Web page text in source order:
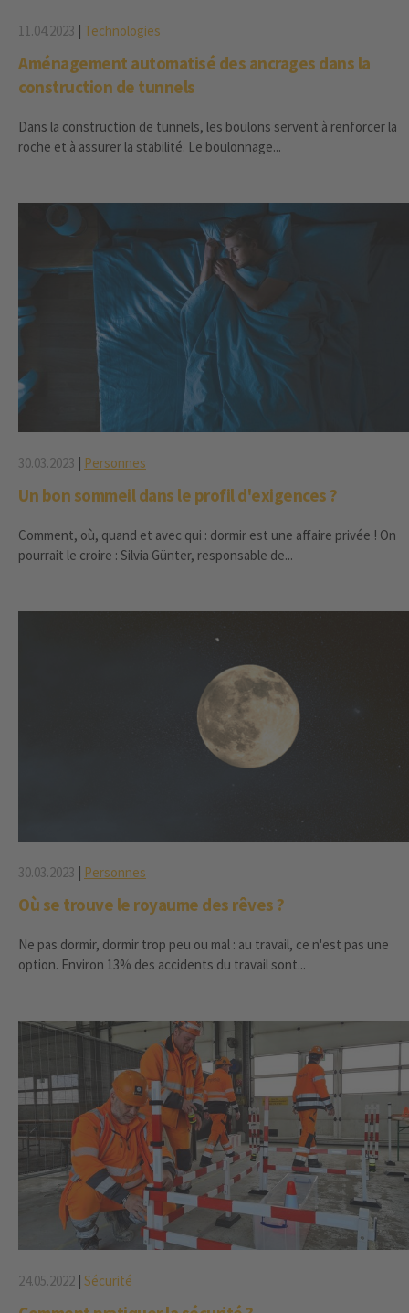
11.04.2023 | Technologies
Aménagement automatisé des ancrages dans la
construction de tunnels
Dans la construction de tunnels, les boulons servent à renforcer la
roche et à assurer la stabilité. Le boulonnage...
30.03.2023 Personnes
Un bon sommeil dans le profil d'exigences ?
Comment, où, quand et avec qui : dormir est une affaire privée ! On
pourrait le croire : Silvia Günter, responsable de...
30.03.2023 | Personnes
Où se trouve le royaume des rêves ?
Ne pas dormir, dormir trop peu ou mal : au travail, ce n'est pas une
option. Environ 13% des accidents du travail sont...
24.05.2022 | Sécurité